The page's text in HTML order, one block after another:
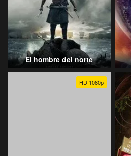
El hombre del norte
HD 1080p